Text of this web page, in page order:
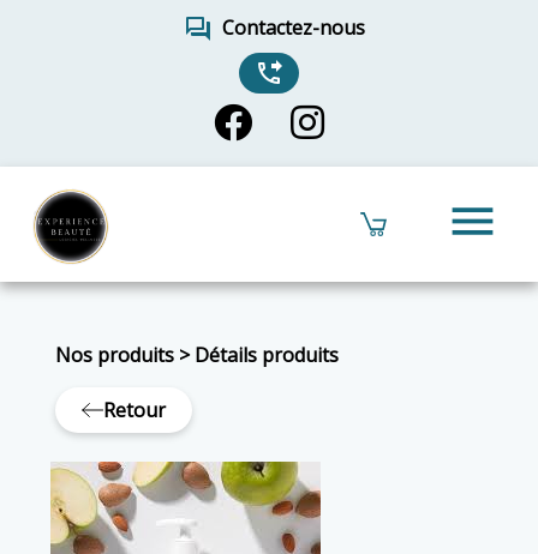
forum Contactez-nous
phone_forwarded
menu
Nos produits>Détails produits
Retour